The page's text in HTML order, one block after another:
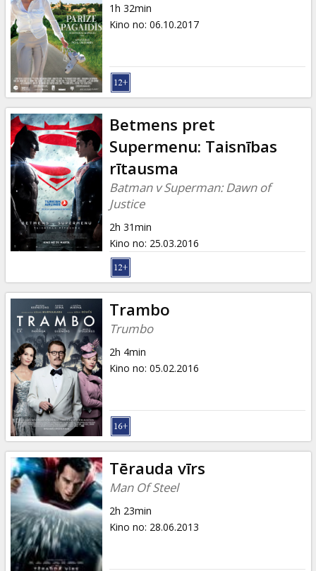
1h 32min
Kino no: 06.10.2017
Betmens pret
Supermenu: Taisnības
rītausma
Batman v Superman: Dawn of
Justice
2h 31min
Kino no: 25.03.2016
Trambo
Trumbo
2h 4min
Kino no: 05.02.2016
Tērauda vīrs
Man Of Steel
2h 23min
Kino no: 28.06.2013